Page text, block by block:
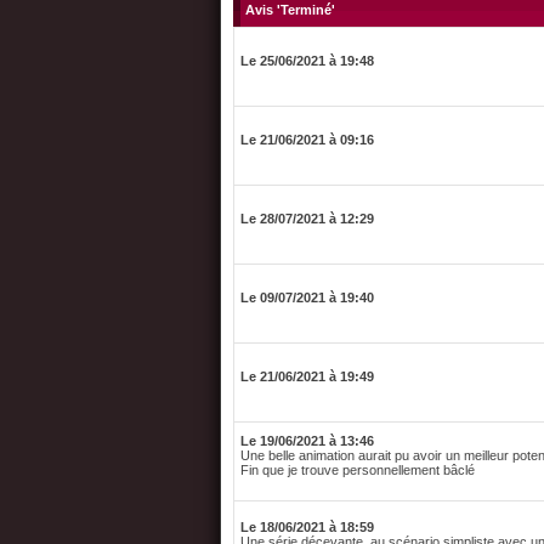
Avis 'Terminé'
Le 25/06/2021 à 19:48
Le 21/06/2021 à 09:16
Le 28/07/2021 à 12:29
Le 09/07/2021 à 19:40
Le 21/06/2021 à 19:49
Le 19/06/2021 à 13:46
Une belle animation aurait pu avoir un meilleur
Fin que je trouve personnellement bâclé
Le 18/06/2021 à 18:59